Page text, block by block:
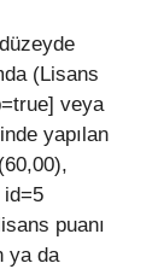
(Lisans
veya
yapılan
id=5
puanı
ya da